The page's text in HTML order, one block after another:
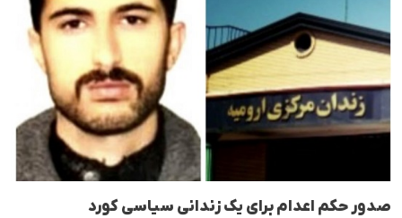
صدور حکم اعدام برای یک زندانی سیاسی کورد